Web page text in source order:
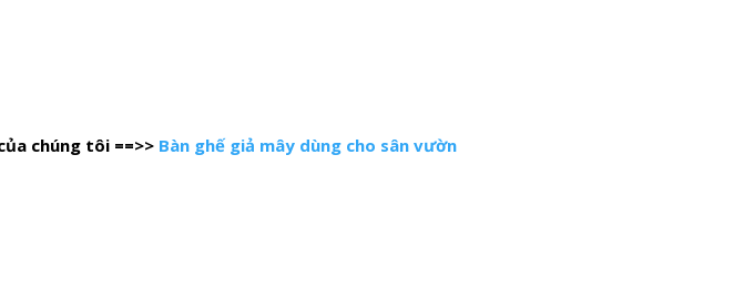
chúng tôi ==>> Bàn ghế giả mây dùng cho sân vườn